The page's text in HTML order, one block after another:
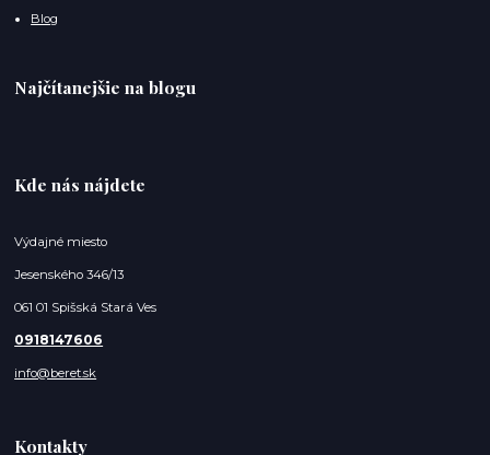
Blog
Najčítanejšie na blogu
Kde nás nájdete
Výdajné miesto
Jesenského 346/13
061 01 Spišská Stará Ves
0918147606
info@beret.sk
Kontakty